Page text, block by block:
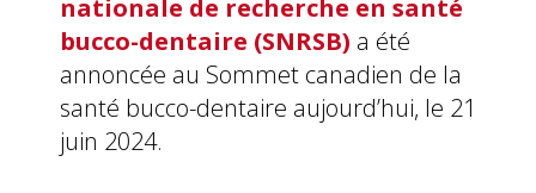
nationale de recherche en santé
bucco-dentaire (SNRSB) a été
annoncée au Sommet canadien de la
santé bucco-dentaire aujourd’hui, le 21
juin 2024.